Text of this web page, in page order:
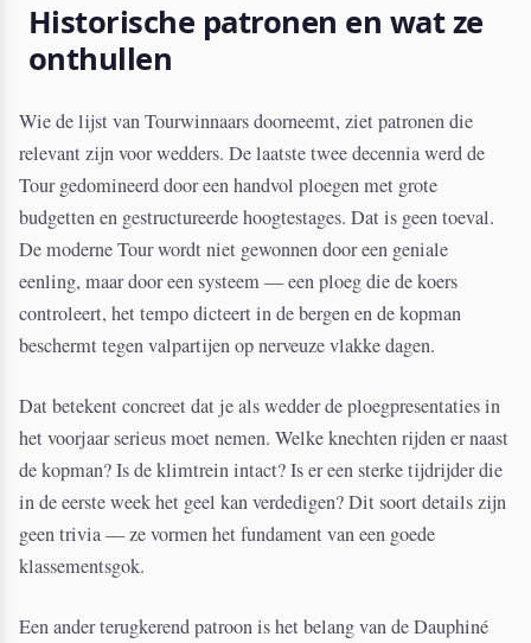
Historische patronen en wat ze
onthullen
Wie de lijst van Tourwinnaars doorneemt, ziet patronen die
relevant zijn voor wedders. De laatste twee decennia werd de
Tour gedomineerd door een handvol ploegen met grote
budgetten en gestructureerde hoogtestages. Dat is geen toeval.
De moderne Tour wordt niet gewonnen door een geniale
eenling, maar door een systeem — een ploeg die de koers
controleert, het tempo dicteert in de bergen en de kopman
beschermt tegen valpartijen op nerveuze vlakke dagen.
Dat betekent concreet dat je als wedder de ploegpresentaties in
het voorjaar serieus moet nemen. Welke knechten rijden er naast
de kopman? Is de klimtrein intact? Is er een sterke tijdrijder die
in de eerste week het geel kan verdedigen? Dit soort details zijn
geen trivia — ze vormen het fundament van een goede
klassementsgok.
Een ander terugkerend patroon is het belang van de Dauphiné